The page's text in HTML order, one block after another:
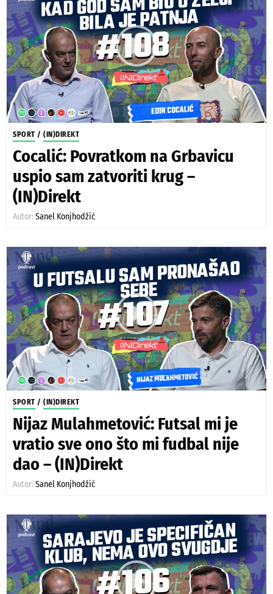
SPORT / (IN)DIREKT
Cocalić: Povratkom na Grbavicu
uspio sam zatvoriti krug –
(IN)Direkt
Autor: Sanel Konjhodžić
SPORT / (IN)DIREKT
Nijaz Mulahmetović: Futsal mi je
vratio sve ono što mi fudbal nije
dao – (IN)Direkt
Autor: Sanel Konjhodžić